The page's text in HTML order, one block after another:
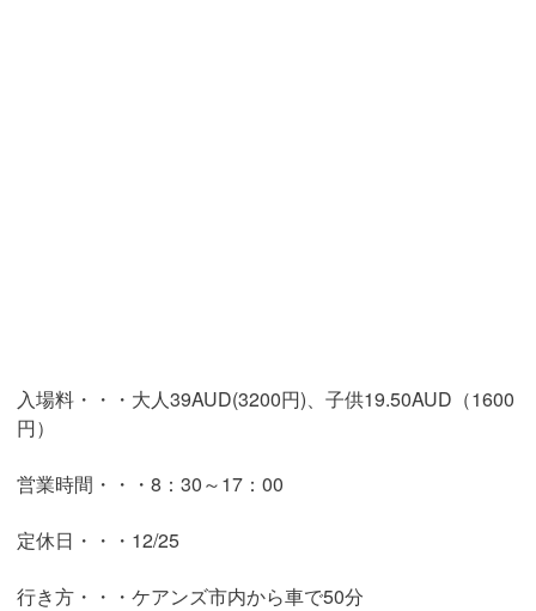
入場料・・・大人39AUD(3200円)、子供19.50AUD（1600
円）
営業時間・・・8：30～17：00
定休日・・・12/25
行き方・・・ケアンズ市内から車で50分